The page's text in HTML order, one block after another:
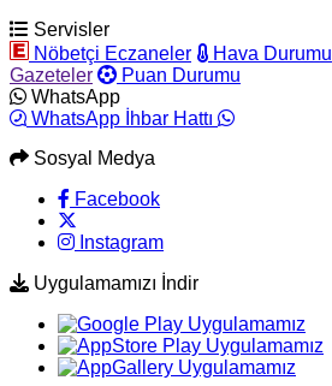
Servisler
Nöbetçi Eczaneler
Hava Durumu
Gazeteler
Puan Durumu
WhatsApp
WhatsApp İhbar Hattı
Sosyal Medya
Facebook
Instagram
Uygulamamızı İndir